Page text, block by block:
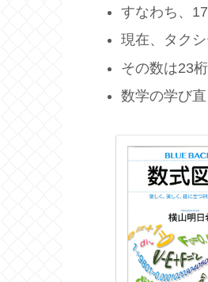
すなわち、
現在、タク
その数は23桁
数学の学び